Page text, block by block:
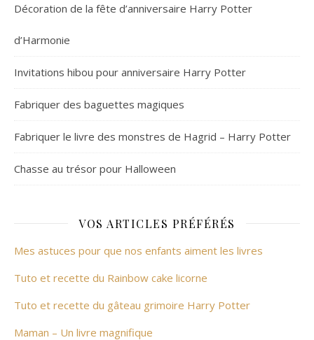
Décoration de la fête d’anniversaire Harry Potter
d’Harmonie
Invitations hibou pour anniversaire Harry Potter
Fabriquer des baguettes magiques
Fabriquer le livre des monstres de Hagrid – Harry Potter
Chasse au trésor pour Halloween
VOS ARTICLES PRÉFÉRÉS
Mes astuces pour que nos enfants aiment les livres
Tuto et recette du Rainbow cake licorne
Tuto et recette du gâteau grimoire Harry Potter
Maman – Un livre magnifique